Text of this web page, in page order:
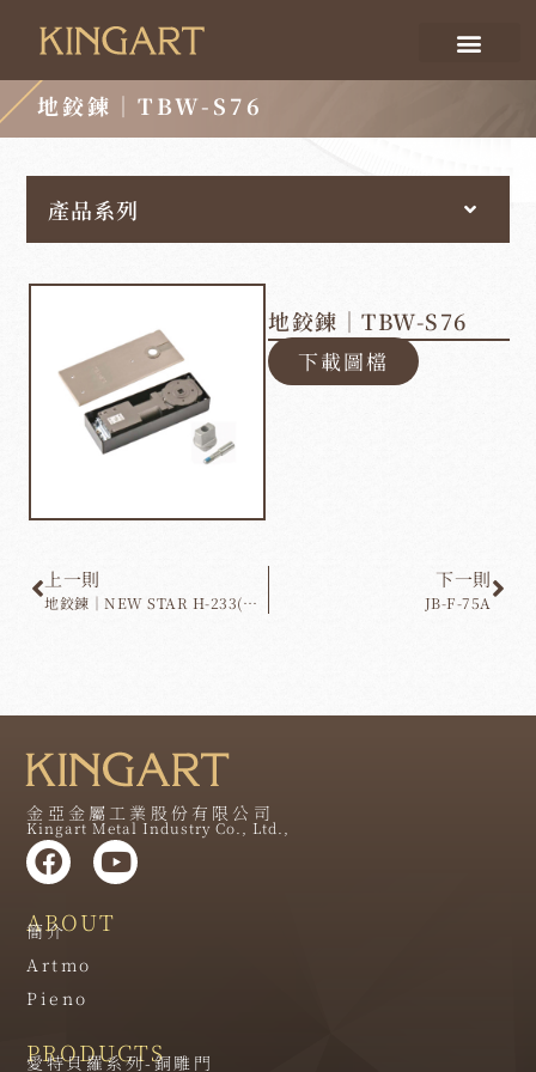
地鉸鍊｜TBW-S76
產品系列
地鉸鍊｜TBW-S76
下載圖檔
上一則
地鉸鍊｜NEW STAR H-233(進口)
下一則
JB-F-75A
金亞金屬工業股份有限公司
Kingart Metal Industry Co., Ltd.,
ABOUT
簡介
Artmo
Pieno
PRODUCTS
愛特貝羅系列-銅雕門